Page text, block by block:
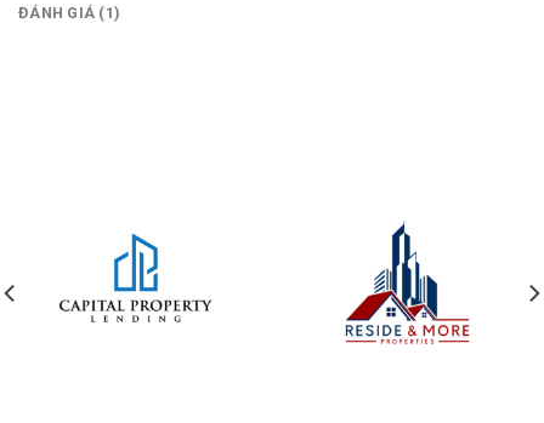
ĐÁNH GIÁ (1)